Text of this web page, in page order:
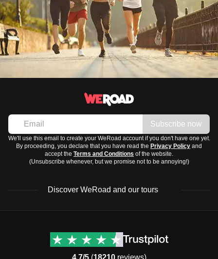
Subscribe now
We'll use this email to create your WeRoad account if you don't have one yet.
By proceeding, you declare that you have read the Privacy Policy and
accept the Terms and Conditions of the website.
(Unsubscribe whenever, but we promise not to be annoying!)
Discover WeRoad and our tours
Group trips to Europe
Contacts